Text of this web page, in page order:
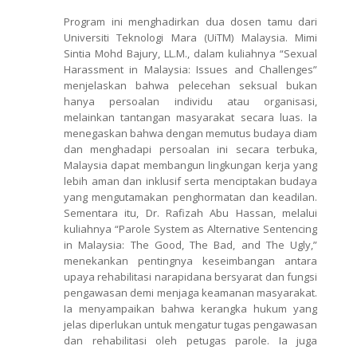
Program ini menghadirkan dua dosen tamu dari
Universiti Teknologi Mara (UiTM) Malaysia. Mimi
Sintia Mohd Bajury, LL.M., dalam kuliahnya “Sexual
Harassment in Malaysia: Issues and Challenges”
menjelaskan bahwa pelecehan seksual bukan
hanya persoalan individu atau organisasi,
melainkan tantangan masyarakat secara luas. Ia
menegaskan bahwa dengan memutus budaya diam
dan menghadapi persoalan ini secara terbuka,
Malaysia dapat membangun lingkungan kerja yang
lebih aman dan inklusif serta menciptakan budaya
yang mengutamakan penghormatan dan keadilan.
Sementara itu, Dr. Rafizah Abu Hassan, melalui
kuliahnya “Parole System as Alternative Sentencing
in Malaysia: The Good, The Bad, and The Ugly,”
menekankan pentingnya keseimbangan antara
upaya rehabilitasi narapidana bersyarat dan fungsi
pengawasan demi menjaga keamanan masyarakat.
Ia menyampaikan bahwa kerangka hukum yang
jelas diperlukan untuk mengatur tugas pengawasan
dan rehabilitasi oleh petugas parole. Ia juga